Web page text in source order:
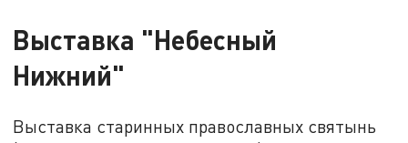
Выставка "Небесный
Нижний"
Выставка старинных православных святынь